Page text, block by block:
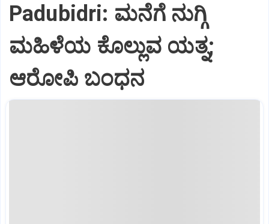
Padubidri: ಮನೆಗೆ ನುಗ್ಗಿ
ಮಹಿಳೆಯ ಕೊಲ್ಲುವ ಯತ್ನ;
ಆರೋಪಿ ಬಂಧನ